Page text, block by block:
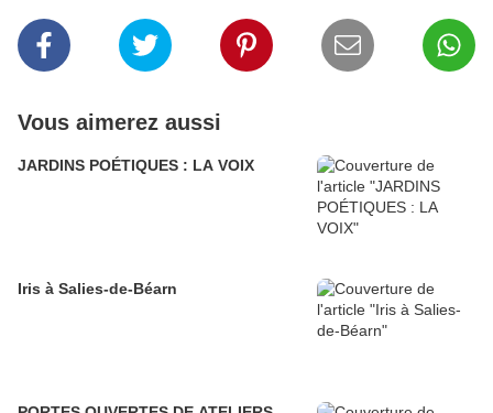
Vous aimerez aussi
JARDINS POÉTIQUES : LA VOIX
Iris à Salies-de-Béarn